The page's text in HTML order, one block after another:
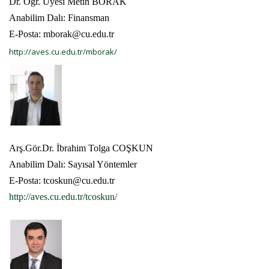
Anabilim Dalı: Finansman
E-Posta: mborak@cu.edu.tr
http://aves.cu.edu.tr/mborak/
Arş.Gör.Dr. İbrahim Tolga COŞKUN
Anabilim Dalı: Sayısal Yöntemler
E-Posta: tcoskun@cu.edu.tr
http://aves.cu.edu.tr/tcoskun/